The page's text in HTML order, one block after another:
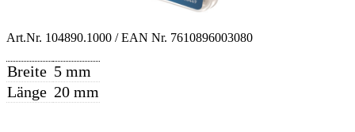
Art.Nr. 104890.1000 / EAN Nr. 7610896003080
Breite 5 mm
Länge 20 mm